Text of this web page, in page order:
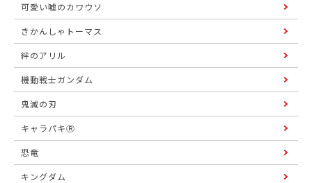
可愛い嘘のカワウソ
きかんしゃトーマス
絆のアリル
機動戦士ガンダム
鬼滅の刃
キャラパキⓇ
恐竜
キングダム